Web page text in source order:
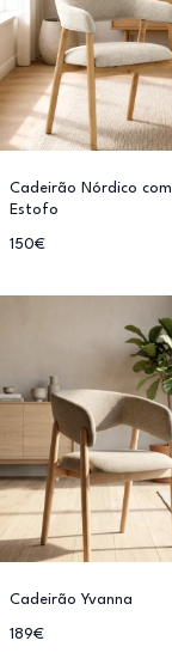
Cadeirão Nórdico com
Estofo
150€
Cadeirão Yvanna
189€